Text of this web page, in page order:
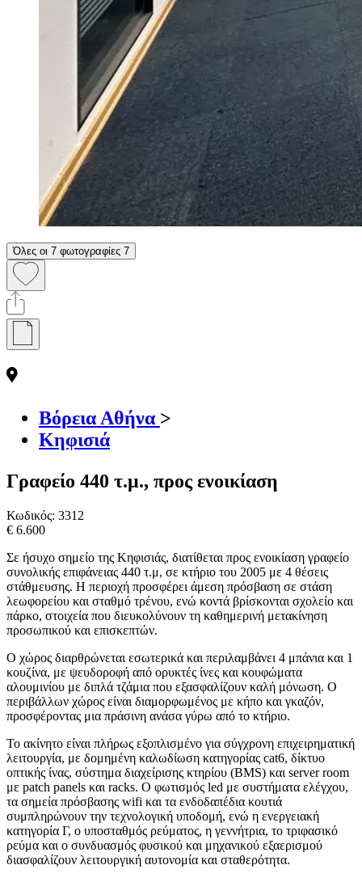
Όλες οι 7 φωτογραφίες 7
Βόρεια Αθήνα >
Κηφισιά
Γραφείο 440 τ.μ., προς ενοικίαση
Κωδικός: 3312
€ 6.600
Σε ήσυχο σημείο της Κηφισιάς, διατίθεται προς ενοικίαση γραφείο
συνολικής επιφάνειας 440 τ.μ, σε κτήριο του 2005 με 4 θέσεις
στάθμευσης. Η περιοχή προσφέρει άμεση πρόσβαση σε στάση
λεωφορείου και σταθμό τρένου, ενώ κοντά βρίσκονται σχολείο και
πάρκο, στοιχεία που διευκολύνουν τη καθημερινή μετακίνηση
προσωπικού και επισκεπτών.
Ο χώρος διαρθρώνεται εσωτερικά και περιλαμβάνει 4 μπάνια και 1
κουζίνα, με ψευδοροφή από ορυκτές ίνες και κουφώματα
αλουμινίου με διπλά τζάμια που εξασφαλίζουν καλή μόνωση. Ο
περιβάλλων χώρος είναι διαμορφωμένος με κήπο και γκαζόν,
προσφέροντας μια πράσινη ανάσα γύρω από το κτήριο.
Το ακίνητο είναι πλήρως εξοπλισμένο για σύγχρονη επιχειρηματική
λειτουργία, με δομημένη καλωδίωση κατηγορίας cat6, δίκτυο
οπτικής ίνας, σύστημα διαχείρισης κτηρίου (BMS) και server room
με patch panels και racks. Ο φωτισμός led με συστήματα ελέγχου,
τα σημεία πρόσβασης wifi και τα ενδοδαπέδια κουτιά
συμπληρώνουν την τεχνολογική υποδομή, ενώ η ενεργειακή
κατηγορία Γ, ο υποσταθμός ρεύματος, η γεννήτρια, το τριφασικό
ρεύμα και ο συνδυασμός φυσικού και μηχανικού εξαερισμού
διασφαλίζουν λειτουργική αυτονομία και σταθερότητα.